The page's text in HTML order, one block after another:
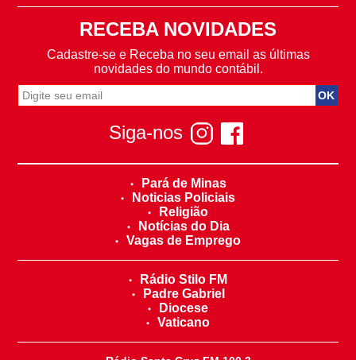
RECEBA NOVIDADES
Cadastre-se e Receba no seu email as últimas
novidades do mundo contábil.
Siga-nos
Pará de Minas
Noticias Policiais
Religião
Notícias do Dia
Vagas de Emprego
Rádio Stilo FM
Padre Gabriel
Diocese
Vaticano